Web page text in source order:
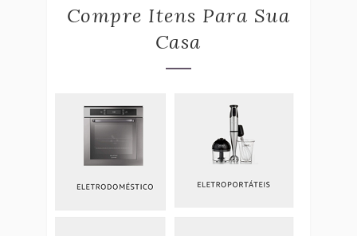
Compre Itens Para Sua
Casa